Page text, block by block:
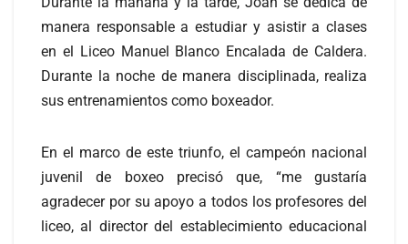
manera responsable a estudiar y asistir a clases
en el Liceo Manuel Blanco Encalada de Caldera.
Durante la noche de manera disciplinada, realiza
sus entrenamientos como boxeador.
En el marco de este triunfo, el campeón nacional
juvenil de boxeo precisó que, “me gustaría
agradecer por su apoyo a todos los profesores del
liceo, al director del establecimiento educacional